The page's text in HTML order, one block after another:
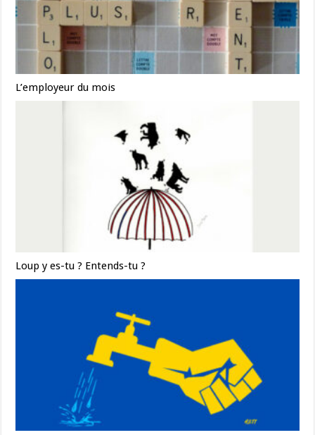
L’employeur du mois
Loup y es-tu ? Entends-tu ?